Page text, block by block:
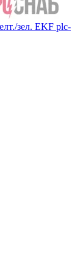
зел. EKF plc-